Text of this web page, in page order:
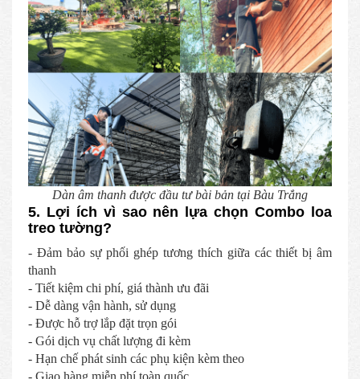
Dàn âm thanh được đầu tư bài bản tại Bàu Trắng
5. Lợi ích vì sao nên lựa chọn Combo loa
treo tường?
- Đảm bảo sự phối ghép tương thích giữa các thiết bị âm
thanh
- Tiết kiệm chi phí, giá thành ưu đãi
- Dễ dàng vận hành, sử dụng
- Được hỗ trợ lắp đặt trọn gói
- Gói dịch vụ chất lượng đi kèm
- Hạn chế phát sinh các phụ kiện kèm theo
- Giao hàng miễn phí toàn quốc